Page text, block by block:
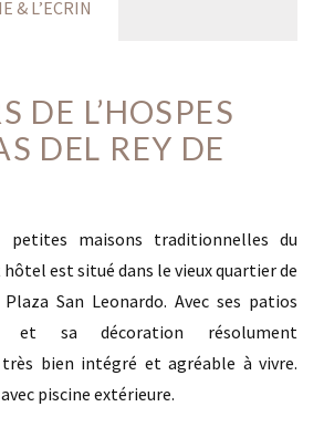
& L’ECRIN
DE L’HOSPES
DEL REY DE
petites maisons traditionnelles du
hôtel est situé dans le vieux quartier de
San Leonardo. Avec ses patios
et sa décoration résolument
bien intégré et agréable à vivre.
piscine extérieure.